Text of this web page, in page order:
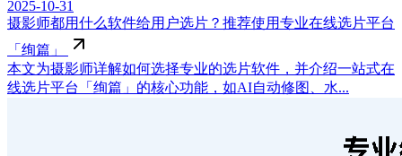
2025-10-31
摄影师都用什么软件给用户选片？推荐使用专业在线选片平台
「绚篇」
本文为摄影师详解如何选择专业的选片软件，并介绍一站式在
线选片平台「绚篇」的核心功能，如AI自动修图、水...